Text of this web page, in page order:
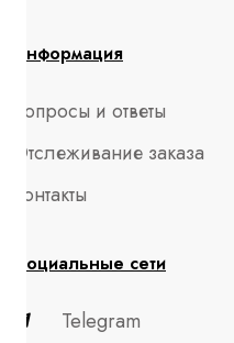
Информация
Вопросы и ответы
Отслеживание заказа
Контакты
Социальные сети
Telegram